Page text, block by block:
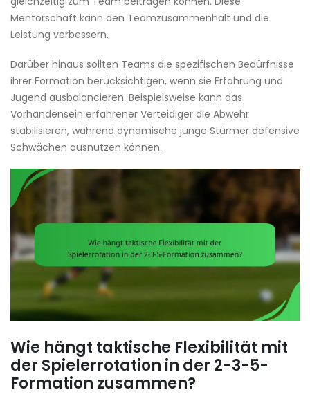
Mentorschaft kann den Teamzusammenhalt und die
Leistung verbessern.
Darüber hinaus sollten Teams die spezifischen Bedürfnisse
ihrer Formation berücksichtigen, wenn sie Erfahrung und
Jugend ausbalancieren. Beispielsweise kann das
Vorhandensein erfahrener Verteidiger die Abwehr
stabilisieren, während dynamische junge Stürmer defensive
Schwächen ausnutzen können.
Wie hängt taktische Flexibilität mit
der Spielerrotation in der 2-3-5-
Formation zusammen?